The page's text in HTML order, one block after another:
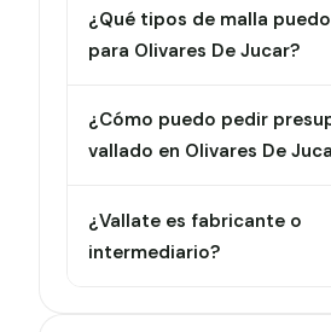
¿Qué tipos de malla
para Olivares De Jucar?
¿Cómo puedo pedir
vallado en Olivares De
¿Vallate es fabricante o
intermediario?